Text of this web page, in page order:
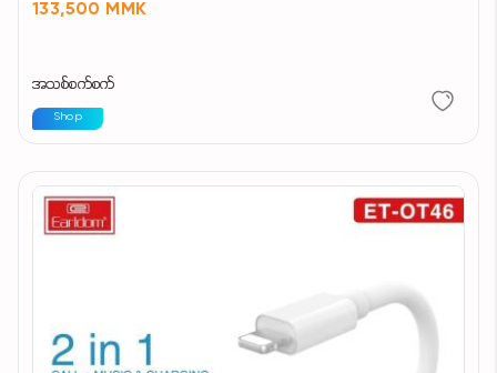
133,500 MMK
အသစ်စက်စက်
Shop